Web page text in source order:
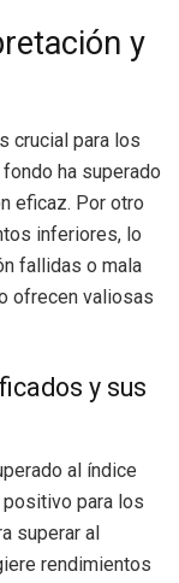
y
crucial para los
ha superado
eficaz. Por otro
inferiores, lo
fallidas o mala
ofrecen valiosas
y sus
al índice
para los
superar al
rendimientos